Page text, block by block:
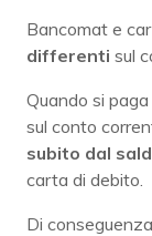
Bancomat e
differenti sul
Quando si
sul conto
subito dal
carta di debito.
Di